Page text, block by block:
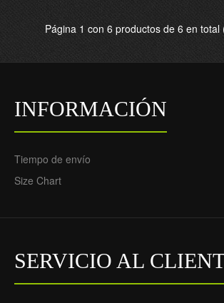
69.55€ 29.90€
Página 1 con 6 productos de 6 en total
INFORMACIÓN
Tiempo de envío
Size Chart
SERVICIO AL